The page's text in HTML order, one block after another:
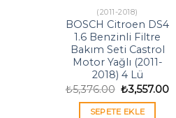
(2011-2018)
BOSCH Citroen DS4
1.6 Benzinli Filtre
Bakım Seti Castrol
Motor Yağlı (2011-
2018) 4 Lü
₺5,376.00 Orijinal
fiyat:
₺5,376.00.
₺3,557.00Şu
SEPETE EKLE